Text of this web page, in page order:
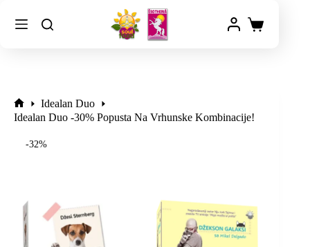
Idealan Duo
Idealan Duo -30% Popusta Na Vrhunske Kombinacije!
-32%